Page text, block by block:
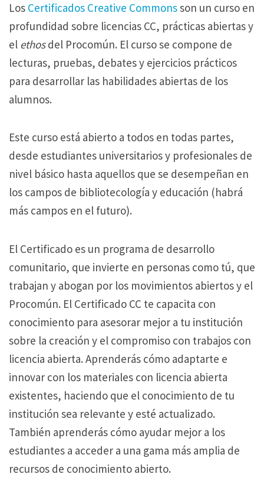
s
p
r
i
m
e
a
s
u
n
i
a
d
e
s
d
e
l
C
e
r
t
i
f
Los Certificados Creative Commonsson un curso en
profundidad sobre licencias CC, prácticas abiertas y
el ethosdel Procomún. El curso se compone de
lecturas, pruebas, debates y ejercicios prácticos
para desarrollar las habilidades abiertas de los
alumnos.
Este curso está abierto a todos en todas partes,
desde estudiantes universitarios y profesionales de
nivel básico hasta aquellos que se desempeñan en
los campos de bibliotecología y educación (habrá
más campos en el futuro).
El Certificado es un programa de desarrollo
comunitario, que invierte en personas como tú, que
trabajan y abogan por los movimientos abiertos y el
Procomún. El Certificado CC te capacita con
conocimiento para asesorar mejor a tu institución
sobre la creación y el compromiso con trabajos con
licencia abierta. Aprenderás cómo adaptarte e
innovar con los materiales con licencia abierta
existentes, haciendo que el conocimiento de tu
institución sea relevante y esté actualizado.
También aprenderás cómo ayudar mejor a los
estudiantes a acceder a una gama más amplia de
recursos de conocimiento abierto.